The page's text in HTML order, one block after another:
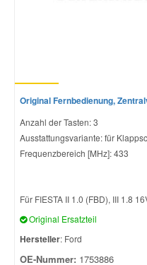
Original Fernbedienung,
Anzahl der Tasten: 3
Ausstattungsvariante: für
Frequenzbereich [MHz]: 433
Für FIESTA II 1.0 (FBD), III 1.8
Original Ersatzteil
Hersteller: Ford
OE-Nummer: 1753886